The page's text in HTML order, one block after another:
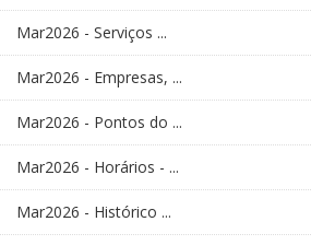
Mar2026 - Serviços ...
Mar2026 - Empresas, ...
Mar2026 - Pontos do ...
Mar2026 - Horários - ...
Mar2026 - Histórico ...